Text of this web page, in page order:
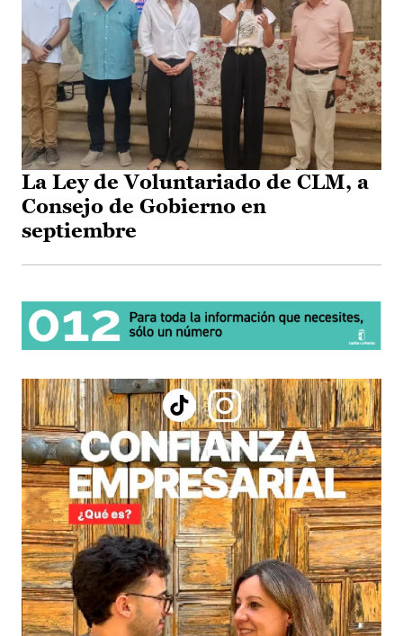
La Ley de Voluntariado de CLM, a
Consejo de Gobierno en
septiembre